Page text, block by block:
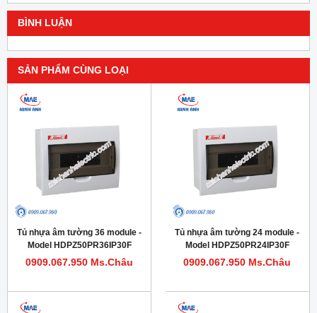
BÌNH LUẬN
SẢN PHẨM CÙNG LOẠI
Tủ nhựa âm tường 36 module -
Model HDPZ50PR36IP30F
0909.067.950 Ms.Châu
Tủ nhựa âm tường 24 module -
Model HDPZ50PR24IP30F
0909.067.950 Ms.Châu